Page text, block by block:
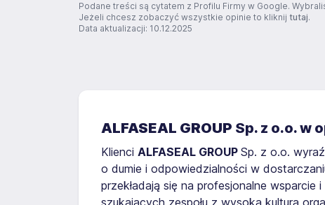
Podane treści są cytatem z Profilu Firmy w Google.
Jeżeli chcesz zobaczyć wszystkie opinie to kliknij tutaj.
Data aktualizacji: 10.12.2025
ALFASEAL GROUP Sp. z o.o. w
Klienci ALFASEAL GROUP Sp. z o.o.
o dumie i odpowiedzialności w
przekładają się na profesjonalne
szukających zespołu z wysoką kulturą